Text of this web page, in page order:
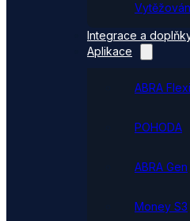
Integrace a
Aplikace
ABRA Flexi
POHODA
ABRA Gen
Money S3